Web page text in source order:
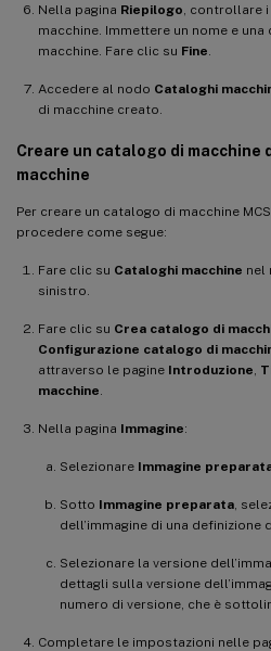
Nella pagina Riepilogo , controllare
macchine. Immettere un nome e
macchine. Fare clic su Fine
Accedere al nodo Cataloghi
di macchine creato.
Creare un catalogo di macchine
macchine
Per creare un catalogo di macchine
procedere come segue:
Fare clic su Cataloghi macchine nel
sinistro.
Fare clic su Crea catalogo di
Configurazione catalogo di
attraverso le pagine Introduzione
macchine
Nella pagina Immagine:
Selezionare Immagine
Sotto Immagine preparata ,
dell’immagine di una definizione
Selezionare la versione
dettagli sulla versione
numero di versione, che è
Completare le impostazioni nelle